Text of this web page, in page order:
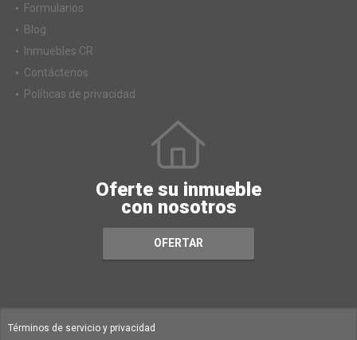
Formularios
Blog
Inmuebles CR
Contáctenos
Políticas de privacidad
Oferte su inmueble
con nosotros
OFERTAR
Términos de servicio y privacidad